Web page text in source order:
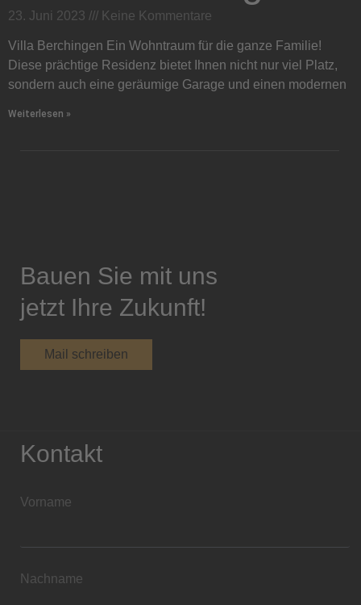
23. Juni 2023 Keine Kommentare
Villa Berchingen Ein Wohntraum für die ganze Familie!
Diese prächtige Residenz bietet Ihnen nicht nur viel Platz,
sondern auch eine geräumige Garage und einen modernen
Weiterlesen »
Bauen Sie mit uns
jetzt Ihre Zukunft!
Mail schreiben
Kontakt
Vorname
Nachname